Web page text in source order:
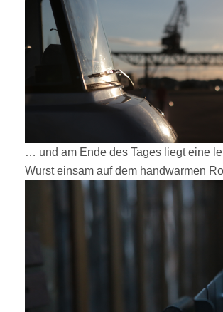
… und am Ende des Tages liegt eine
Wurst einsam auf dem handwarmen